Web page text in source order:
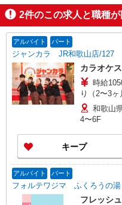
2件のこの求人と職種が
アルバイト パート
ジャンカラ JR和歌山店/127
カラオケ
時給
り（2〜3ヶ月） ☆22:00〜翌5:00は時
☆研修中も
友達紹介キ
万円を支給
円をゲット
和歌山
4〜6F
キープ
アルバイト パート
フォルテワジマ ふくろうの
フレッシ